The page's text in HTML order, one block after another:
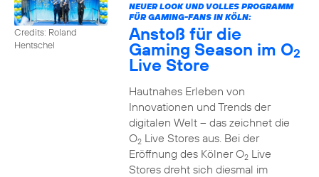
Credits: Roland
Hentschel
NEUER LOOK UND VOLLES PROGRAMM
FÜR GAMING-FANS IN KÖLN:
Anstoß für die
Gaming Season im O2
Live Store
Hautnahes Erleben von
Innovationen und Trends der
digitalen Welt – das zeichnet die
O2Live Stores aus. Bei der
Eröffnung des Kölner O2Live
Stores dreht sich diesmal im